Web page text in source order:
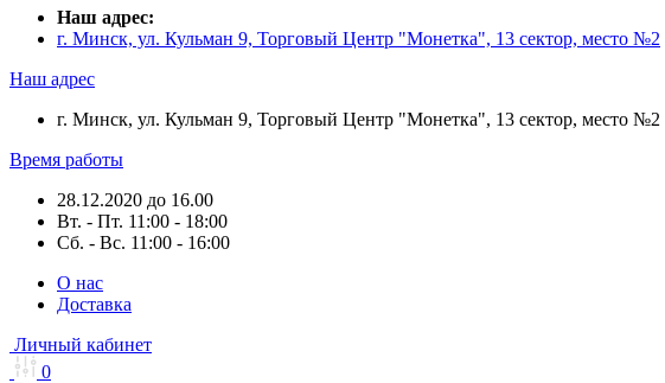
Наш адрес:
г. Минск, ул. Кульман 9, Торговый Центр "Монетка", 13 сектор, место №2
Наш адрес
г. Минск, ул. Кульман 9, Торговый Центр "Монетка", 13 сектор, место №2
Время работы
28.12.2020 до 16.00
Вт. - Пт. 11:00 - 18:00
Сб. - Вс. 11:00 - 16:00
О нас
Доставка
Личный кабинет
0